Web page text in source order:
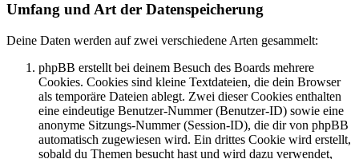
Umfang und Art der Datenspeicherung
Deine Daten werden auf zwei verschiedene Arten gesammelt:
phpBB erstellt bei deinem Besuch des Boards mehrere
Cookies. Cookies sind kleine Textdateien, die dein Browser
als temporäre Dateien ablegt. Zwei dieser Cookies enthalten
eine eindeutige Benutzer-Nummer (Benutzer-ID) sowie eine
anonyme Sitzungs-Nummer (Session-ID), die dir von phpBB
automatisch zugewiesen wird. Ein drittes Cookie wird erstellt,
sobald du Themen besucht hast und wird dazu verwendet,